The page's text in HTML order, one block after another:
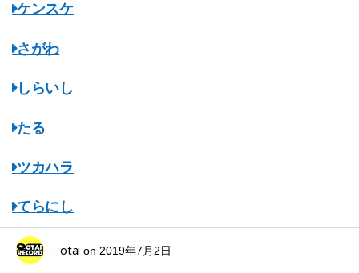
ケンスケ
さがわ
しらいし
たる
ツカハラ
てらにし
ながはし
otai on 2019年7月2日